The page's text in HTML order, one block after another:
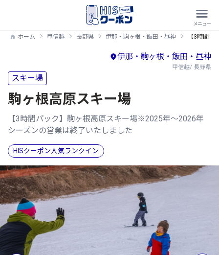
ホーム 甲信越 長野県 伊那・駒ヶ根・飯田・昼神 【3時間
伊那・駒ヶ根・飯田・昼神
甲信越/ 長野県
スキー場
駒ヶ根高原スキー場
【3時間パック】駒ヶ根高原スキー場※2025年～2026年
シーズンの営業は終了いたしました
HISクーポン人気ランクイン